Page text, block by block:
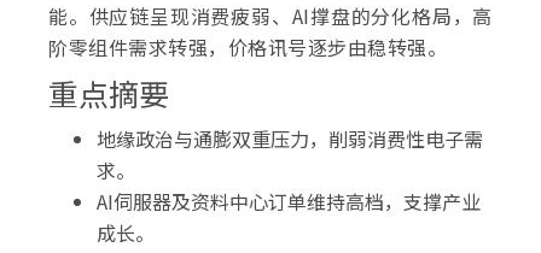
能。供应链呈现消费疲弱、AI撑盘的分化格局，高
阶零组件需求转强，价格讯号逐步由稳转强。
重点摘要
地缘政治与通膨双重压力，削弱消费性电子需
求。
AI伺服器及资料中心订单维持高档，支撑产业
成长。